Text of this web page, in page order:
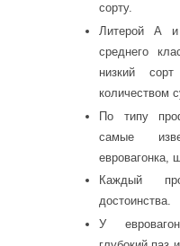
сорту.
Литерой А и
среднего
низкий
количеством
По типу
самые
евровагонка,
Каждый
достоинства.
У